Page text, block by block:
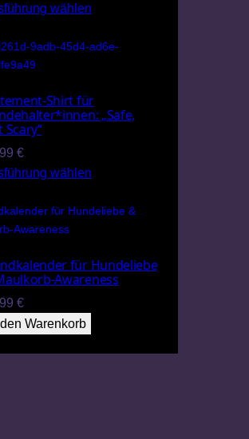
wählen
Shirt für
„Safe,
Scary“
€
wählen
für Hundeliebe
Awareness
€
den Warenkorb